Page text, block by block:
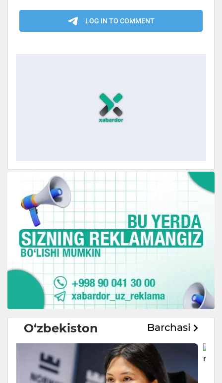
O‘zbekiston Barchasi